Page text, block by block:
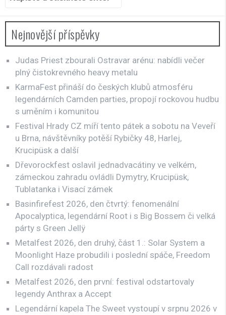
Nejnovější příspěvky
Judas Priest zbourali Ostravar arénu: nabídli večer
plný čistokrevného heavy metalu
KarmaFest přináší do českých klubů atmosféru
legendárních Camden parties, propojí rockovou hudbu
s uměním i komunitou
Festival Hrady CZ míří tento pátek a sobotu na Veveří
u Brna, návštěvníky potěší Rybičky 48, Harlej,
Krucipüsk a další
Dřevorockfest oslavil jednadvacátiny ve velkém,
zámeckou zahradu ovládli Dymytry, Krucipüsk,
Tublatanka i Visací zámek
Basinfirefest 2026, den čtvrtý: fenomenální
Apocalyptica, legendární Root i s Big Bossem či velká
párty s Green Jellÿ
Metalfest 2026, den druhý, část 1.: Solar System a
Moonlight Haze probudili i poslední spáče, Freedom
Call rozdávali radost
Metalfest 2026, den první: festival odstartovaly
legendy Anthrax a Accept
Legendární kapela The Sweet vystoupí v srpnu 2026 v